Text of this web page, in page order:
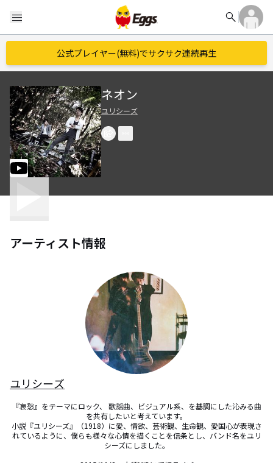
menu search
公式プレイヤー(無料)でサクサク連続再生
ネオン
ユリシーズ
アーティスト情報
ユリシーズ
『哀愁』をテーマにロック、 歌謡曲、ビジュアル系、を基調にした沁みる曲
を共有したいと考えています。
小説『ユリシーズ』（1918）に愛、情欲、芸術観、生命観、愛国心が表現さ
れているように、僕らも様々な心情を描くことを信条とし、バンド名をユリ
シーズにしました。